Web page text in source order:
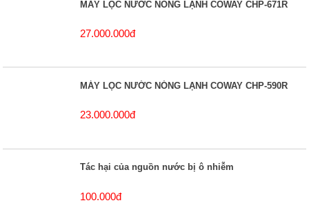
MÁY LỌC NƯỚC NÓNG LẠNH COWAY CHP-671R
27.000.000đ
MÁY LỌC NƯỚC NÓNG LẠNH COWAY CHP-590R
23.000.000đ
Tác hại của nguồn nước bị ô nhiễm
100.000đ